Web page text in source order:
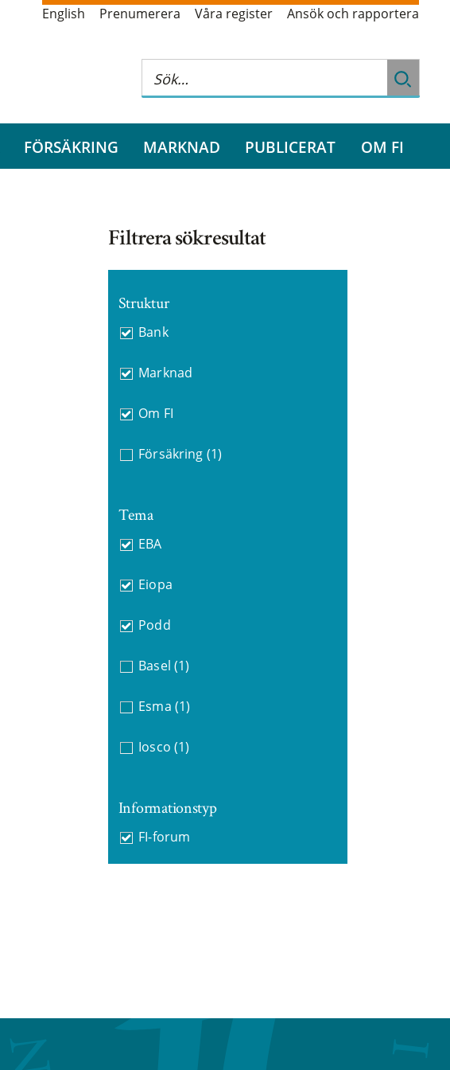
English Prenumerera Våra register Ansök och rapportera
FÖRSÄKRING MARKNAD PUBLICERAT OM FI
Filtrera sökresultat
Struktur
Bank
Marknad
Om FI
Försäkring (1)
Tema
EBA
Eiopa
Podd
Basel (1)
Esma (1)
Iosco (1)
Informationstyp
FI-forum